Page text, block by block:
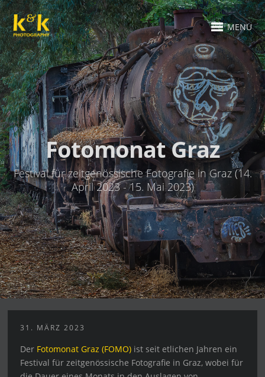
MENU
Fotomonat Graz
Festival für zeitgenössische Fotografie in Graz (14.
April 2023 - 15. Mai 2023)
31. MÄRZ 2023
Der Fotomonat Graz (FOMO) ist seit etlichen Jahren ein
Festival für zeitgenössische Fotografie in Graz, wobei für